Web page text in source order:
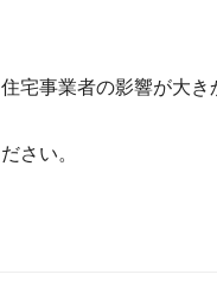
宅事業者の影響が大き
さい。